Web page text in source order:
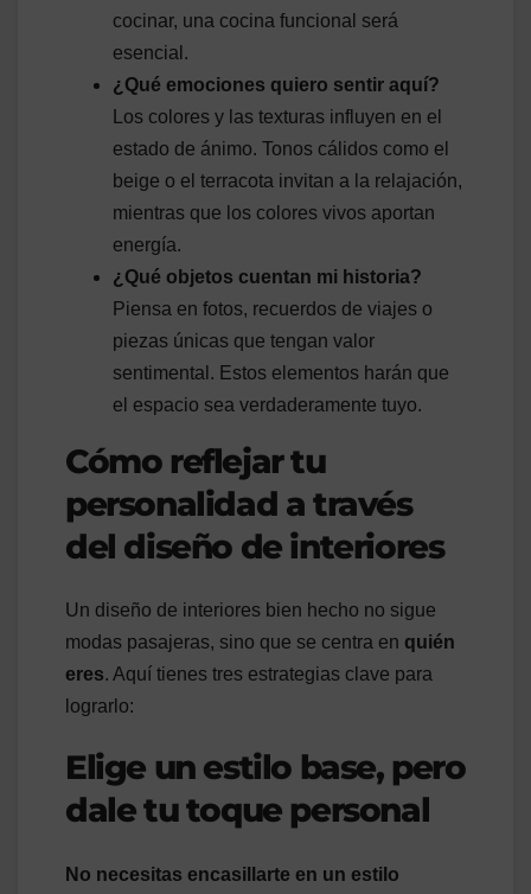
cocinar, una cocina funcional será
esencial.
¿Qué emociones quiero sentir aquí?
Los colores y las texturas influyen en el
estado de ánimo. Tonos cálidos como el
beige o el terracota invitan a la relajación,
mientras que los colores vivos aportan
energía.
¿Qué objetos cuentan mi historia?
Piensa en fotos, recuerdos de viajes o
piezas únicas que tengan valor
sentimental. Estos elementos harán que
el espacio sea verdaderamente tuyo.
Cómo reflejar tu
personalidad a través
del diseño de interiores
Un diseño de interiores bien hecho no sigue
modas pasajeras, sino que se centra en quién
eres. Aquí tienes tres estrategias clave para
lograrlo:
Elige un estilo base, pero
dale tu toque personal
No necesitas encasillarte en un estilo